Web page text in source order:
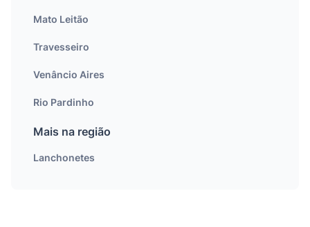
Mato Leitão
Travesseiro
Venâncio Aires
Rio Pardinho
Mais na região
Lanchonetes